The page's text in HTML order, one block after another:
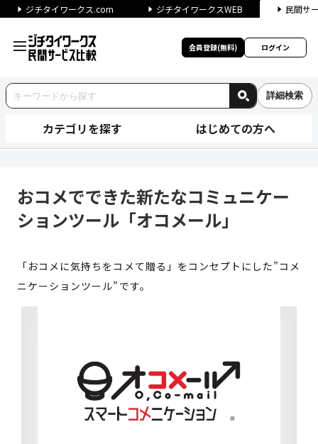
ジチタイワークス.com ジチタイワークスWEB 民間サ
会員登録(無料) ログイン
詳細検索
カテゴリを探す はじめての方へ
おコメでできた新たなコミュニケー
ションツール「オコメール」
「おコメに気持ちをコメて贈る」をコンセプトにした”コメ
ニケーションツール”です。